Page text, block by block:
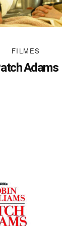
FILMES
Adams